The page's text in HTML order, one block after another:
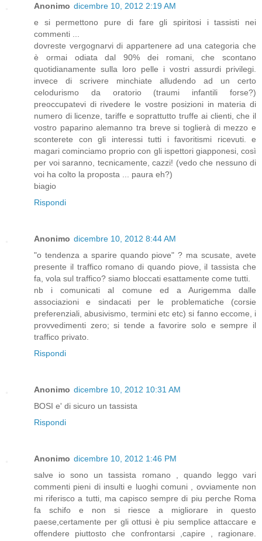
Anonimo dicembre 10, 2012 2:19 AM
e si permettono pure di fare gli spiritosi i tassisti nei
commenti ...
dovreste vergognarvi di appartenere ad una categoria che
è ormai odiata dal 90% dei romani, che scontano
quotidianamente sulla loro pelle i vostri assurdi privilegi.
invece di scrivere minchiate alludendo ad un certo
celodurismo da oratorio (traumi infantili forse?)
preoccupatevi di rivedere le vostre posizioni in materia di
numero di licenze, tariffe e soprattutto truffe ai clienti, che il
vostro paparino alemanno tra breve si toglierà di mezzo e
sconterete con gli interessi tutti i favoritismi ricevuti. e
magari cominciamo proprio con gli ispettori giapponesi, così
per voi saranno, tecnicamente, cazzi! (vedo che nessuno di
voi ha colto la proposta ... paura eh?)
biagio
Rispondi
Anonimo dicembre 10, 2012 8:44 AM
"o tendenza a sparire quando piove" ? ma scusate, avete
presente il traffico romano di quando piove, il tassista che
fa, vola sul traffico? siamo bloccati esattamente come tutti.
nb i comunicati al comune ed a Aurigemma dalle
associazioni e sindacati per le problematiche (corsie
preferenziali, abusivismo, termini etc etc) si fanno eccome, i
provvedimenti zero; si tende a favorire solo e sempre il
traffico privato.
Rispondi
Anonimo dicembre 10, 2012 10:31 AM
BOSI e' di sicuro un tassista
Rispondi
Anonimo dicembre 10, 2012 1:46 PM
salve io sono un tassista romano , quando leggo vari
commenti pieni di insulti e luoghi comuni , ovviamente non
mi riferisco a tutti, ma capisco sempre di piu perche Roma
fa schifo e non si riesce a migliorare in questo
paese,certamente per gli ottusi è piu semplice attaccare e
offendere piuttosto che confrontarsi ,capire , ragionare.